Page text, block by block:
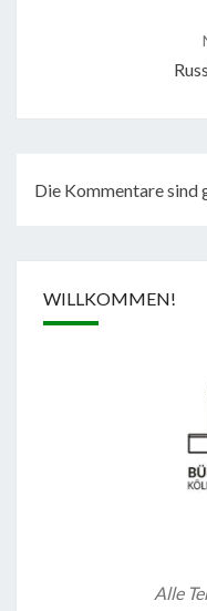
Die Kommentare sind
WILLKOMMEN!
Alle